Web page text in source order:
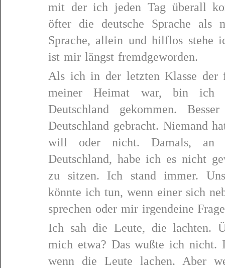
mit der ich jeden Tag überall
öfter die deutsche Sprache als
Sprache, allein und hilflos stehe
ist mir längst fremdgeworden.
Als ich in der letzten Klasse der
meiner Heimat war, bin ich
Deutschland gekommen.
Deutschland gebracht. Niemand
will oder nicht. Damals, an
Deutschland, habe ich es nicht
zu sitzen. Ich stand immer.
könnte ich tun, wenn einer sich
sprechen oder mir irgendeine
Ich sah die Leute, die lachten.
mich etwa? Das wußte ich nicht.
wenn die Leute lachen. Aber